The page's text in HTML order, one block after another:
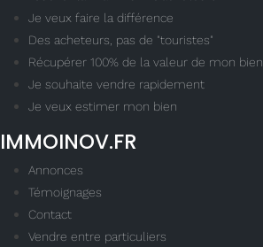
Je veux faire la différence
Des acheteurs, pas de "touristes"
Récupérer 100% de la valeur de mon bien
Je souhaite vendre rapidement
Je veux estimer mon bien
IMMOINOV.FR
Annonces
Témoignages
Contact
Vendre entre particuliers